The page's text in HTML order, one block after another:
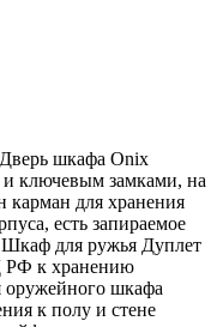
шкафа Onix
и ключевым замками, на
карман для хранения
есть запираемое
Шкаф для ружья Дуплет
РФ к хранению
оружейного шкафа
к полу и стене